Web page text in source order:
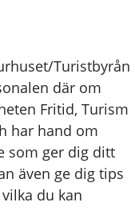
Turistbyrån
där om
Fritid, Turism
har hand om
som ger dig ditt
även ge dig tips
du kan